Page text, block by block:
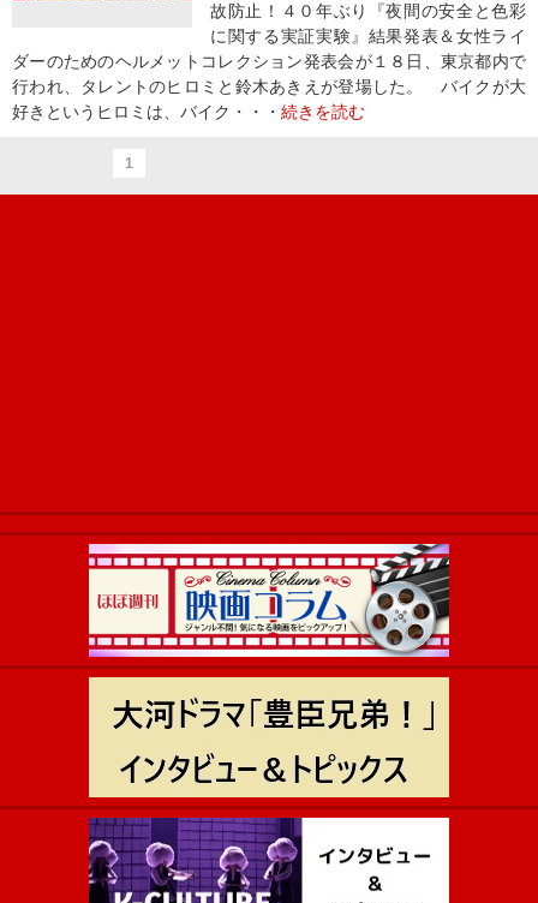
故防止！４０年ぶり『夜間の安全と色彩
に関する実証実験』結果発表＆女性ライ
ダーのためのヘルメットコレクション発表会が１８日、東京都内で
行われ、タレントのヒロミと鈴木あきえが登場した。 バイクが大
好きというヒロミは、バイク・・・ 続きを読む
1